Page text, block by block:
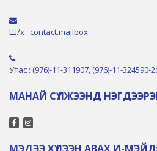
Ш/х : contact.mailbox
Утас : (976)-11-311907, (976)-11-324590-
МАНАЙ СҮЛЖЭЭНД